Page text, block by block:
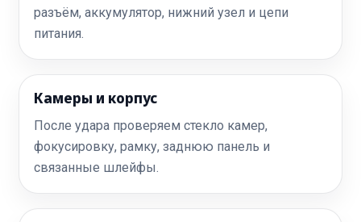
разъём, аккумулятор, нижний узел и цепи
питания.
Камеры и корпус
После удара проверяем стекло камер,
фокусировку, рамку, заднюю панель и
связанные шлейфы.